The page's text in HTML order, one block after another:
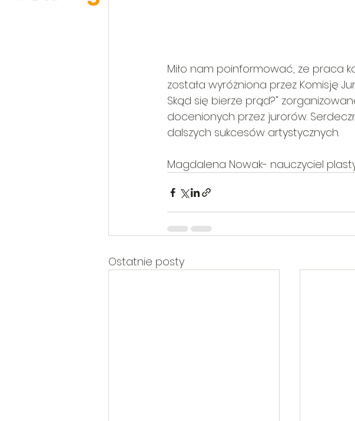
Miło nam poinformować, że praca
została wyróżniona przez Komisję
Skąd się bierze prąd?"
docenionych przez jurorów.
dalszych sukcesów artystycznych.
Magdalena Nowak- nauczyciel
Ostatnie posty